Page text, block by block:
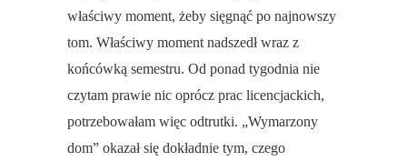
właściwy moment, żeby sięgnąć po najnowszy
tom. Właściwy moment nadszedł wraz z
końcówką semestru. Od ponad tygodnia nie
czytam prawie nic oprócz prac licencjackich,
potrzebowałam więc odtrutki. „Wymarzony
dom” okazał się dokładnie tym, czego